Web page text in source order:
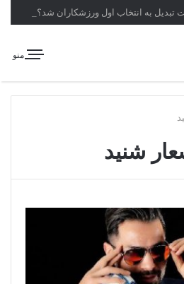
تبدیل به انتخاب اول ورزشکاران شد؟
منو
شنید